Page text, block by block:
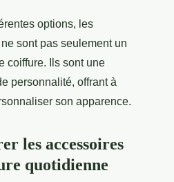
options, les
sont pas seulement un
coiffure. Ils sont une
personnalité, offrant à
son apparence.
les accessoires
quotidienne